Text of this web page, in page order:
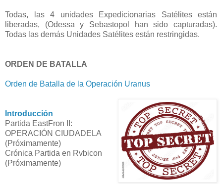
Todas, las 4 unidades Expedicionarias Satélites están
liberadas, (Odessa y Sebastopol han sido capturadas).
Todas las demás Unidades Satélites están restringidas.
ORDEN DE BATALLA
Orden de Batalla de la Operación Uranus
Introducción
Partida EastFron II:
OPERACIÓN CIUDADELA
(Próximamente)
Crónica Partida en Rvbicon
(Próximamente)